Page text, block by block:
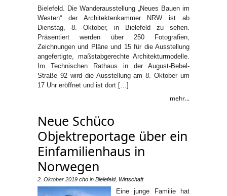
Bielefeld. Die Wanderausstellung „Neues Bauen im
Westen“ der Architektenkammer NRW ist ab
Dienstag, 8. Oktober, in Bielefeld zu sehen.
Präsentiert werden über 250 Fotografien,
Zeichnungen und Pläne und 15 für die Ausstellung
angefertigte, maßstabgerechte Architekturmodelle.
Im Technischen Rathaus in der August-Bebel-
Straße 92 wird die Ausstellung am 8. Oktober um
17 Uhr eröffnet und ist dort […]
mehr...
Neue Schüco
Objektreportage über ein
Einfamilienhaus in
Norwegen
2. Oktober 2019 cho in Bielefeld, Wirtschaft
Eine junge Familie hat